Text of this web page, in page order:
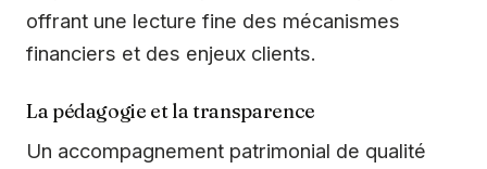
offrant une lecture fine des mécanismes
financiers et des enjeux clients.
La pédagogie et la transparence
Un accompagnement patrimonial de qualité